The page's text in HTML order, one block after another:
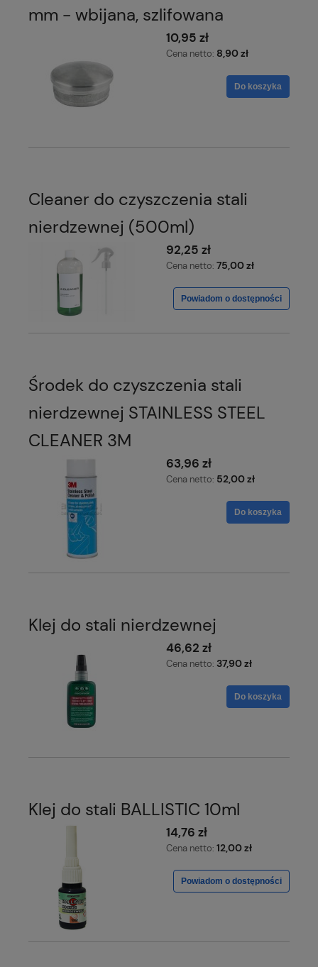
mm - wbijana, szlifowana
10,95 zł
Cena netto: 8,90 zł
Do koszyka
Cleaner do czyszczenia stali
nierdzewnej (500ml)
92,25 zł
Cena netto: 75,00 zł
Powiadom o dostępności
Środek do czyszczenia stali
nierdzewnej STAINLESS STEEL
CLEANER 3M
63,96 zł
Cena netto: 52,00 zł
Do koszyka
Klej do stali nierdzewnej
46,62 zł
Cena netto: 37,90 zł
Do koszyka
Klej do stali BALLISTIC 10ml
14,76 zł
Cena netto: 12,00 zł
Powiadom o dostępności